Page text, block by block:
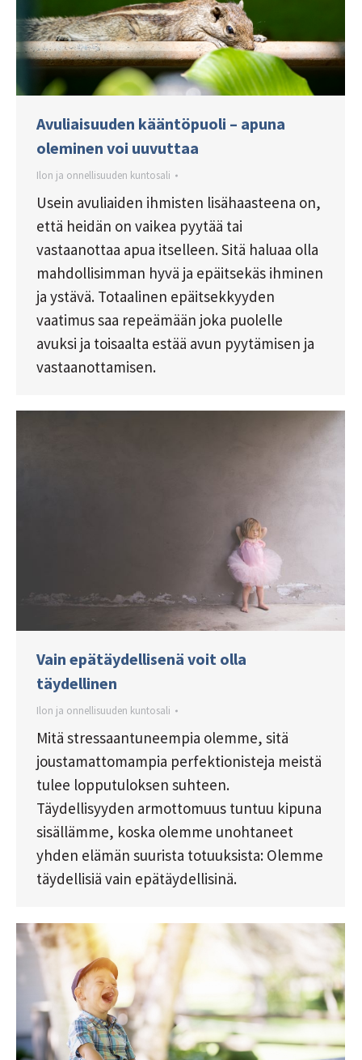
Avuliaisuuden kääntöpuoli – apuna
oleminen voi uuvuttaa
Ilon ja onnellisuuden kuntosali
Usein avuliaiden ihmisten lisähaasteena on,
että heidän on vaikea pyytää tai
vastaanottaa apua itselleen. Sitä haluaa olla
mahdollisimman hyvä ja epäitsekäs ihminen
ja ystävä. Totaalinen epäitsekkyyden
vaatimus saa repeämään joka puolelle
avuksi ja toisaalta estää avun pyytämisen ja
vastaanottamisen.
Vain epätäydellisenä voit olla
täydellinen
Ilon ja onnellisuuden kuntosali
Mitä stressaantuneempia olemme, sitä
joustamattomampia perfektionisteja meistä
tulee lopputuloksen suhteen.
Täydellisyyden armottomuus tuntuu kipuna
sisällämme, koska olemme unohtaneet
yhden elämän suurista totuuksista: Olemme
täydellisiä vain epätäydellisinä.